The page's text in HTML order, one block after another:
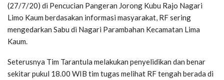
(27/7/20) di Pencucian Pangeran Jorong Kubu Rajo Nagari
Limo Kaum berdasakan informasi masyarakat, RF sering
mengedarkan Sabu di Nagari Parambahan Kecamatan Lima
Kaum.
Seterusnya Tim Tarantula melakukan penyelidikan dan benar
sekitar pukul 18.00 WIB tim tugas melihat RF tengah berada di